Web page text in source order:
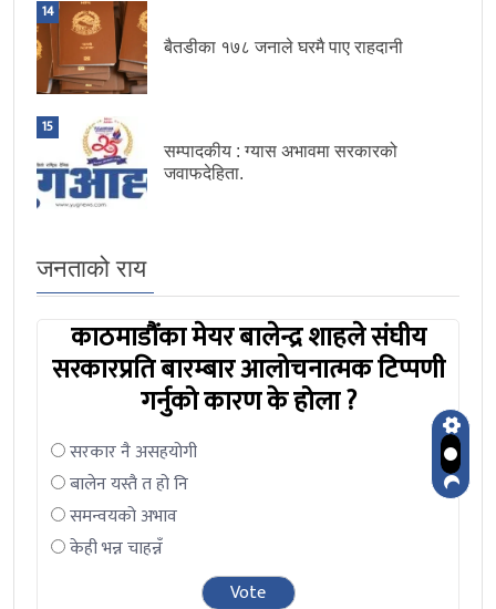
14
बैतडीका १७८ जनाले घरमै पाए राहदानी
15
सम्पादकीय : ग्यास अभावमा सरकारको
जवाफदेहिता.
जनताको राय
काठमाडौंका मेयर बालेन्द्र शाहले संघीय
सरकारप्रति बारम्बार आलोचनात्मक टिप्पणी
गर्नुको कारण के होला ?
सरकार नै असहयोगी
बालेन यस्तै त हो नि
समन्वयको अभाव
केही भन्न चाहन्नँ